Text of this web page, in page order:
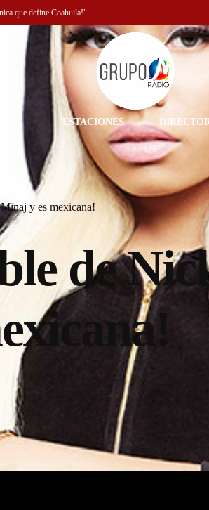
que define Coahuila!"
ESTACIONES
y es mexicana!
de